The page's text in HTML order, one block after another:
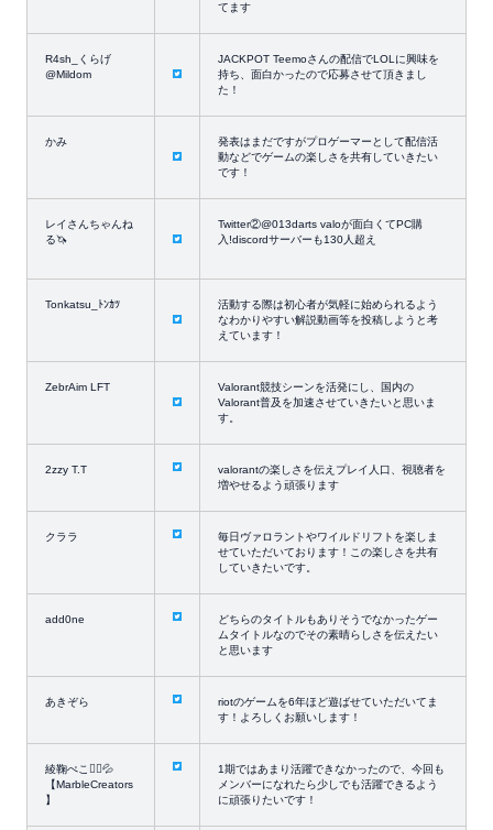
てます
R4sh_くらげ
@Mildom
JACKPOT Teemoさんの配信でLOLに興味を
持ち、面白かったので応募させて頂きまし
た！
かみ
発表はまだですがプロゲーマーとして配信活
動などでゲームの楽しさを共有していきたい
です！
レイさんちゃんね
る🦄
Twitter②@013darts valoが面白くてPC購
入!discordサーバーも130人超え
Tonkatsu_ﾄﾝｶﾂ
活動する際は初心者が気軽に始められるよう
なわかりやすい解説動画等を投稿しようと考
えています！
ZebrAim LFT
Valorant競技シーンを活発にし、国内の
Valorant普及を加速させていきたいと思いま
す。
2zzy T.T
valorantの楽しさを伝えプレイ人口、視聴者を
増やせるよう頑張ります
クララ
毎日ヴァロラントやワイルドリフトを楽しま
せていただいております！この楽しさを共有
していきたいです。
add0ne
どちらのタイトルもありそうでなかったゲー
ムタイトルなのでその素晴らしさを伝えたい
と思います
あきぞら
riotのゲームを6年ほど遊ばせていただいてま
す！よろしくお願いします！
綾鞠ぺこ🙇‍♀️💦
【MarbleCreators
】
1期ではあまり活躍できなかったので、今回も
メンバーになれたら少しでも活躍できるよう
に頑張りたいです！